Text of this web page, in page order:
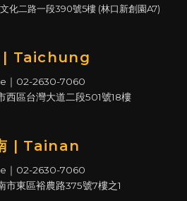
化二路一段390號5樓 (林口新創園A7)
| Taichung
｜02-2630-7060
西區台灣大道二段501號18樓
| Tainan
｜02-2630-7060
市東區裕農路375號7樓之1